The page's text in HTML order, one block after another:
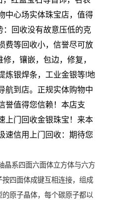
中心场实体珠宝店，值得
回收没有故意压低的克
费等回收小，信誉尽可放
，镶嵌，包边，修复，
炼银焊条，工业金银等!地
航到店。正规实体购物中
誉值得您信赖！本店支
上门回收金银珠宝！来本
速信用上门回收：期待您
系四面六面体立方体与六方
四面体成键互相连接，组成
原子晶体，每个碳原子都以